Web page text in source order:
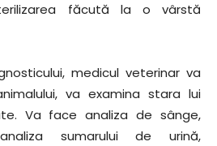
făcută la o vârstă
medicul veterinar va
va examina stara lui
Va face analiza de sânge,
sumarului de urină,